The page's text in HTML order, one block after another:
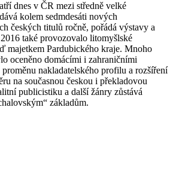
dnes v ČR mezi středně velké
kolem sedmdesáti nových
českých titulů ročně, pořádá výstavy a
také provozovalo litomyšlské
majetkem Pardubického kraje. Mnoho
oceněno domácími i zahraničními
nakladatelského profilu a rozšíření
na současnou českou i překladovou
publicistiku a další žánry zůstává
základům.